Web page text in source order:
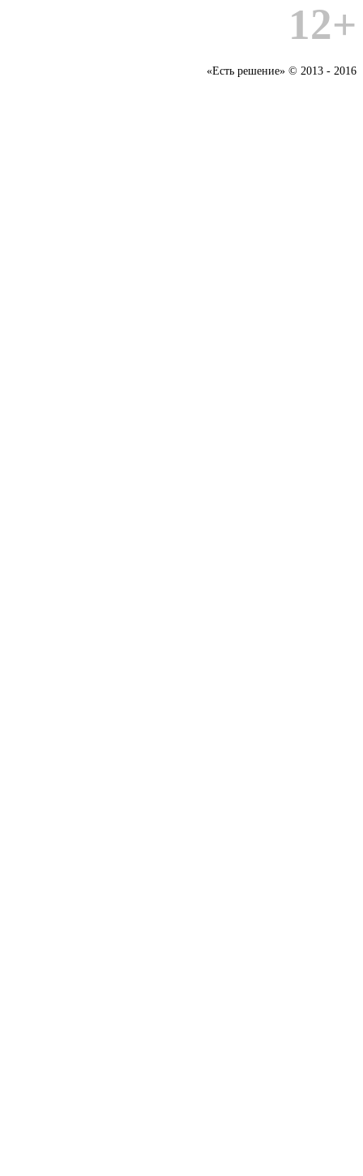
12+
«Есть решение» © 2013 - 2016